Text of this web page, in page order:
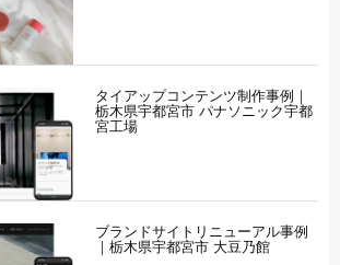
タイアップコンテンツ制作事例｜
栃木県宇都宮市 パナソニック宇都
宮工場
ブランドサイトリニューアル事例
｜栃木県宇都宮市 大豆乃館